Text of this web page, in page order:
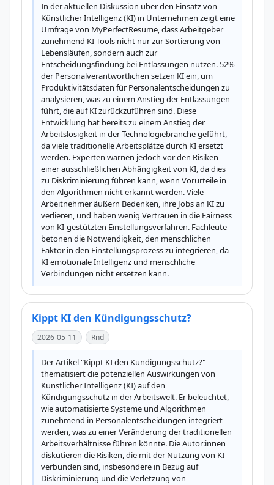
In der aktuellen Diskussion über den Einsatz von
Künstlicher Intelligenz (KI) in Unternehmen zeigt eine
Umfrage von MyPerfectResume, dass Arbeitgeber
zunehmend KI-Tools nicht nur zur Sortierung von
Lebensläufen, sondern auch zur
Entscheidungsfindung bei Entlassungen nutzen. 52%
der Personalverantwortlichen setzen KI ein, um
Produktivitätsdaten für Personalentscheidungen zu
analysieren, was zu einem Anstieg der Entlassungen
führt, die auf KI zurückzuführen sind. Diese
Entwicklung hat bereits zu einem Anstieg der
Arbeitslosigkeit in der Technologiebranche geführt,
da viele traditionelle Arbeitsplätze durch KI ersetzt
werden. Experten warnen jedoch vor den Risiken
einer ausschließlichen Abhängigkeit von KI, da dies
zu Diskriminierung führen kann, wenn Vorurteile in
den Algorithmen nicht erkannt werden. Viele
Arbeitnehmer äußern Bedenken, ihre Jobs an KI zu
verlieren, und haben wenig Vertrauen in die Fairness
von KI-gestützten Einstellungsverfahren. Fachleute
betonen die Notwendigkeit, den menschlichen
Faktor in den Einstellungsprozess zu integrieren, da
KI emotionale Intelligenz und menschliche
Verbindungen nicht ersetzen kann.
Kippt KI den Kündigungsschutz?
2026-05-11 Rnd
Der Artikel "Kippt KI den Kündigungsschutz?"
thematisiert die potenziellen Auswirkungen von
Künstlicher Intelligenz (KI) auf den
Kündigungsschutz in der Arbeitswelt. Er beleuchtet,
wie automatisierte Systeme und Algorithmen
zunehmend in Personalentscheidungen integriert
werden, was zu einer Veränderung der traditionellen
Arbeitsverhältnisse führen könnte. Die Autor:innen
diskutieren die Risiken, die mit der Nutzung von KI
verbunden sind, insbesondere in Bezug auf
Diskriminierung und die Verletzung von